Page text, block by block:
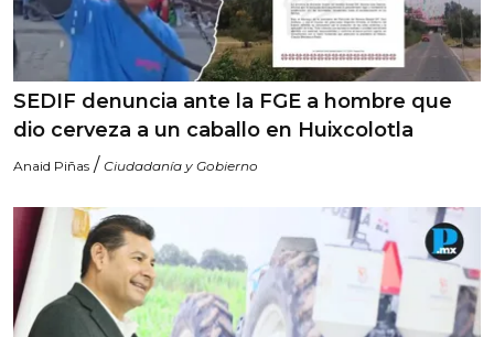
SEDIF denuncia ante la FGE a hombre que
dio cerveza a un caballo en Huixcolotla
Anaid Piñas / Ciudadanía y Gobierno